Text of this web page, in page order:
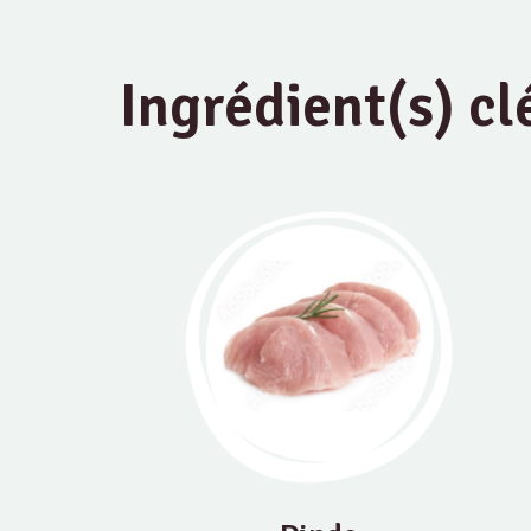
Ingrédient(s)